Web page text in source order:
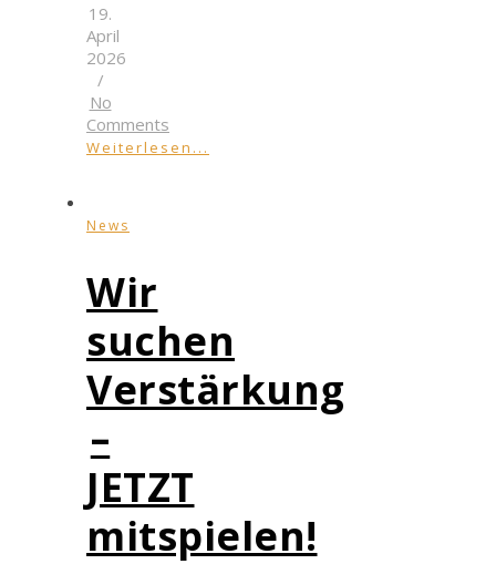
19.
April
2026
/
No
Comments
Weiterlesen...
News
Wir
suchen
Verstärkung
–
JETZT
mitspielen!